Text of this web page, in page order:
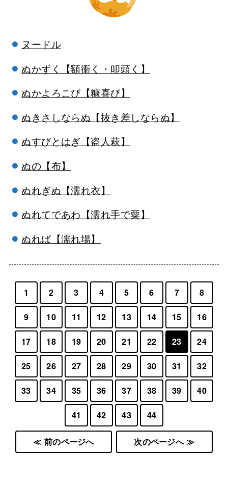
ヌードル
ぬかずく【額衝く・叩頭く】
ぬかよろこび【糠喜び】
ぬきさしならぬ【抜き差しならぬ】
ぬすびとはぎ【盗人萩】
ぬの【布】
ぬれぎぬ【濡れ衣】
ぬれてであわ【濡れ手で粟】
ぬれば【濡れ場】
1 2 3 4 5 6 7 8
9 10 11 12 13 14 15 16
17 18 19 20 21 22 23 24
25 26 27 28 29 30 31 32
33 34 35 36 37 38 39 40
41 42 43 44
≪ 前のページへ 次のページへ ≫